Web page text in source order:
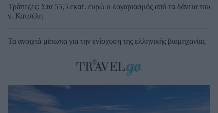
Τράπεζες: Στα 55,5 εκατ. ευρώ ο λογαριασμός από τα δάνεια του
ν. Κατσέλη
Τα ανοιχτά μέτωπα για την ενίσχυση της ελληνικής βιομηχανίας